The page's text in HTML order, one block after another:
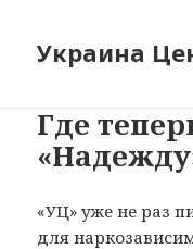
Украина
Где
«УЦ» уже не раз
для